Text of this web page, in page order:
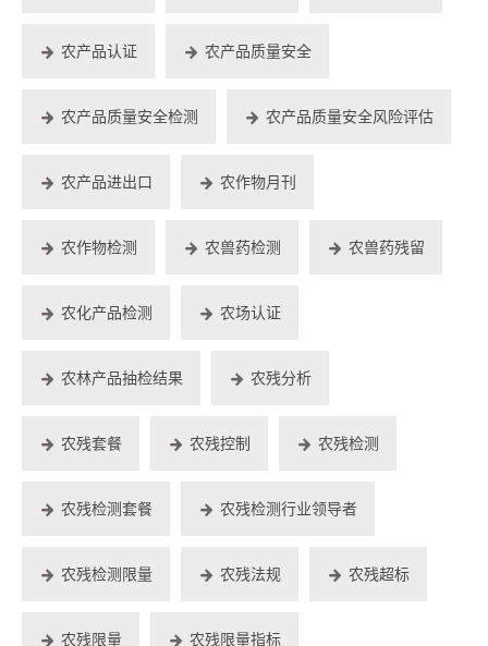
农产品认证 农产品质量安全
农产品质量安全检测 农产品质量安全风险评估
农产品进出口 农作物月刊
农作物检测 农兽药检测 农兽药残留
农化产品检测 农场认证
农林产品抽检结果 农残分析
农残套餐 农残控制 农残检测
农残检测套餐 农残检测行业领导者
农残检测限量 农残法规 农残超标
农残限量 农残限量指标